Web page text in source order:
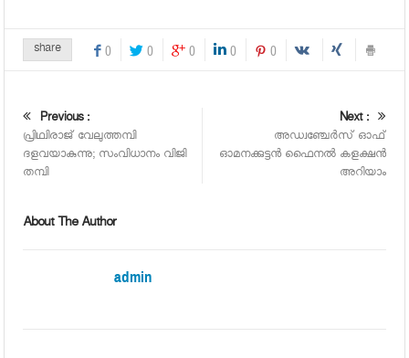
share 0 0 0 0 0
Previous :
പ്രിഥ്വിരാജ് വേലുത്തമ്പി
ദളവയാകുന്നു; സംവിധാനം വിജി
തമ്പി
Next :
അഡ്വഞ്ചേര്‍സ് ഓഫ്
ഓമനക്കുട്ടന്‍ ഫൈനല്‍ കളക്ഷന്‍
അറിയാം
About The Author
admin